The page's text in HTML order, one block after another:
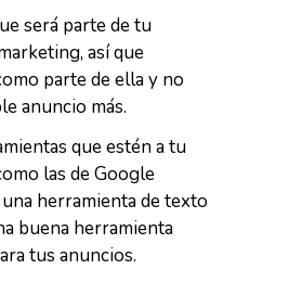
será parte de tu
así que
parte de ella y no
anuncio más.
que estén a tu
las de Google
herramienta de texto
buena herramienta
tus anuncios.